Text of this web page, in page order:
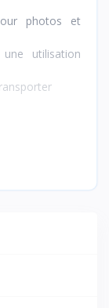
photos et
utilisation